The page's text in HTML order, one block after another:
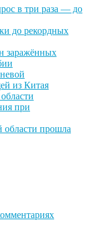
в три раза — до
до рекордных
заражённых
из Китая
при
области прошла